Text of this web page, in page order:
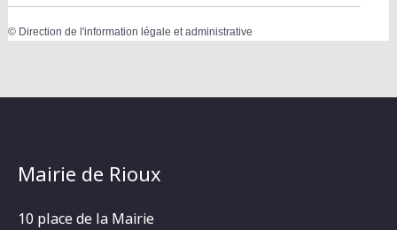
© Direction de l'information légale et administrative
Mairie de Rioux
10 place de la Mairie